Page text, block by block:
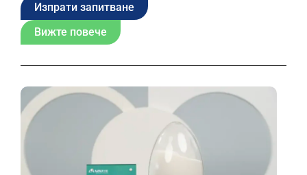
Изпрати запитване
Вижте повече